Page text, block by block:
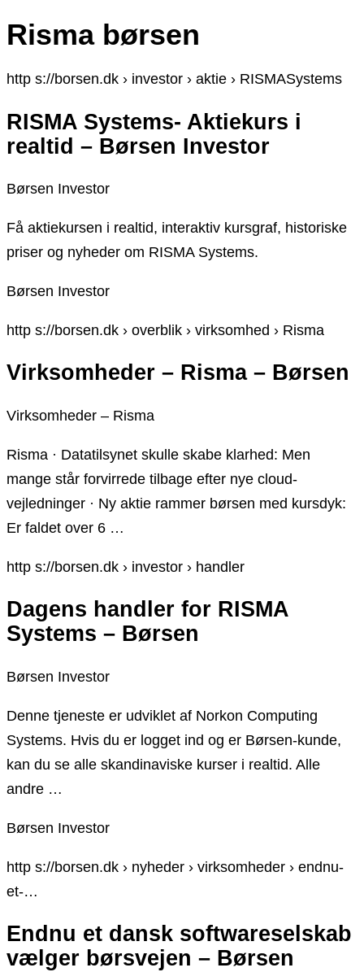
Risma børsen
http s://borsen.dk › investor › aktie › RISMASystems
RISMA Systems- Aktiekurs i
realtid – Børsen Investor
Børsen Investor
Få aktiekursen i realtid, interaktiv kursgraf, historiske
priser og nyheder om RISMA Systems.
Børsen Investor
http s://borsen.dk › overblik › virksomhed › Risma
Virksomheder – Risma – Børsen
Virksomheder – Risma
Risma · Datatilsynet skulle skabe klarhed: Men
mange står forvirrede tilbage efter nye cloud-
vejledninger · Ny aktie rammer børsen med kursdyk:
Er faldet over 6 …
http s://borsen.dk › investor › handler
Dagens handler for RISMA
Systems – Børsen
Børsen Investor
Denne tjeneste er udviklet af Norkon Computing
Systems. Hvis du er logget ind og er Børsen-kunde,
kan du se alle skandinaviske kurser i realtid. Alle
andre …
Børsen Investor
http s://borsen.dk › nyheder › virksomheder › endnu-
et-…
Endnu et dansk softwareselskab
vælger børsvejen – Børsen